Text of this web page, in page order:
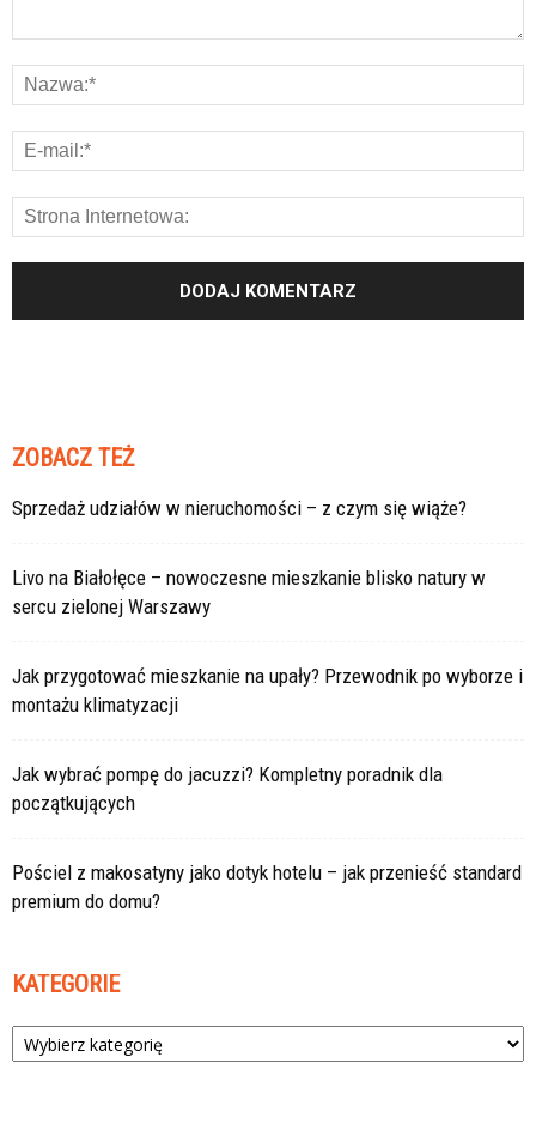
ZOBACZ TEŻ
Sprzedaż udziałów w nieruchomości – z czym się wiąże?
Livo na Białołęce – nowoczesne mieszkanie blisko natury w
sercu zielonej Warszawy
Jak przygotować mieszkanie na upały? Przewodnik po wyborze i
montażu klimatyzacji
Jak wybrać pompę do jacuzzi? Kompletny poradnik dla
początkujących
Pościel z makosatyny jako dotyk hotelu – jak przenieść standard
premium do domu?
KATEGORIE
Kategorie